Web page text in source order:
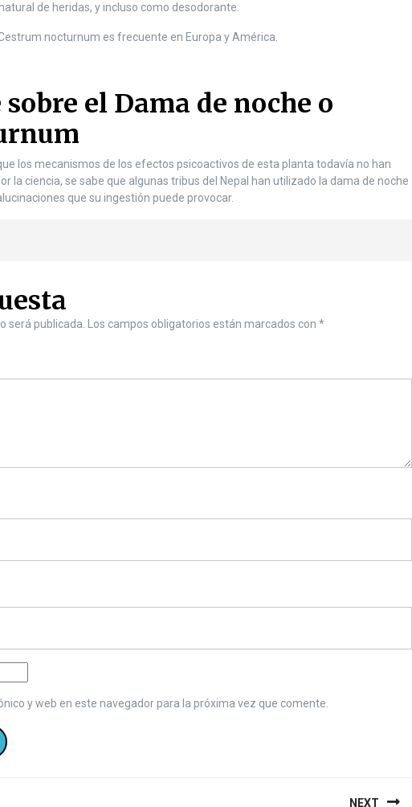
de heridas, y incluso como desodorante.
nocturnum es frecuente en Europa y América.
el Dama de noche o
los mecanismos de los efectos psicoactivos de esta planta todavía no han
la ciencia, se sabe que algunas tribus del Nepal han utilizado la dama de noche
que su ingestión puede provocar.
será publicada. Los campos obligatorios están marcados con *
y web en este navegador para la próxima vez que comente.
NEXT